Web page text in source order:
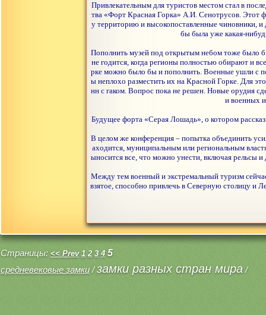
Привлекательным для туристов местом стал в
тва «Форт Красная Горка» А.И. Сенотрусов. Этот
у территорию и высокопоставленные чиновники,
бы была уже какая-
Пополнить музей под открытым небом тоже было
не годится, когда регионы полностью обирают и
рке можно было бы и пополнить. Военные ушли с
ы неплохо разместить их на Красной Горке. Для
нн с гаком. Вопрос пока не решен. Новые орудия
и военных
Будущее форта «Серая Лошадь», о котором
В целом же конференция – попытка объединить
аходится, муниципальным или региональным
ыносится все, что можно унести, включая рельсы и
Между тем военный и экстремальный туризм
взятое, способно привлечь в Северную столицу и
Страницы: << Prev 1 2 3 4 5
средневековые замки/замки разных стран мира/